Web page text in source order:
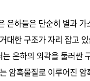
은하들은 단순히 별과
대한 구조가 자리 잡고
은하의 외곽을 둘러싼
암흑물질로 이루어진